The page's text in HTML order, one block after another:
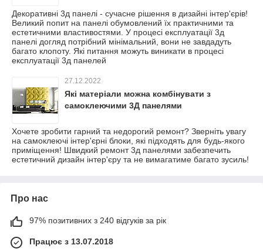
Декоративні 3д панелі - сучасне рішення в дизайні інтер'єрів!
Великий попит на панелі обумовлений їх практичними та
естетичними властивостями. У процесі експлуатації 3д
панелі догляд потрібний мінімальний, вони не завдадуть
багато клопоту. Які питання можуть виникати в процесі
експлуатації 3д панелей
27.12.2022
Які матеріали можна комбінувати з
самоклеючими 3Д панелями
Хочете зробити гарний та недорогий ремонт? Зверніть увагу
на самоклеючі інтер'єрні блоки, які підходять для будь-якого
приміщення! Швидкий ремонт 3д панелями забезпечить
естетичний дизайн інтер'єру та не вимагатиме багато зусиль!
Про нас
97% позитивних з 240 відгуків за рік
Працює з 13.07.2018